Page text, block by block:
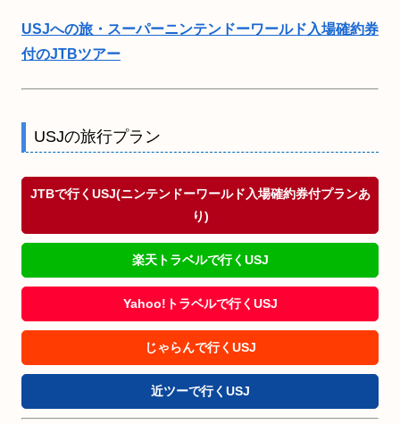
USJへの旅・スーパーニンテンドーワールド入場確約券
付のJTBツアー
USJの旅行プラン
JTBで行くUSJ(ニンテンドーワールド入場確約券付プランあ
り)
楽天トラベルで行くUSJ
Yahoo!トラベルで行くUSJ
じゃらんで行くUSJ
近ツーで行くUSJ